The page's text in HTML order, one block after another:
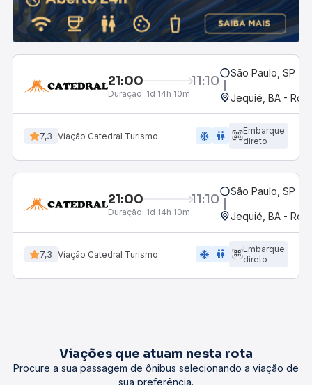
21:00 11:10
Duração: 1d 14h 10m
São Paulo, SP -
Jequié, BA -
7,3 Viação Catedral Turismo ac_unit wc
Embarque
direto
21:00 11:10
Duração: 1d 14h 10m
São Paulo, SP -
Jequié, BA -
7,3 Viação Catedral Turismo ac_unit wc
Embarque
direto
Viações que atuam nesta rota
Procure a sua passagem de ônibus selecionando a viação de
sua preferência.